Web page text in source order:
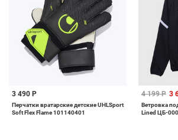
3 490 Р
Перчатки вратарские детские UHLSport
Soft Flex Flame 101140401
4 199 Р 3
Ветровка
Lined ЦБ-